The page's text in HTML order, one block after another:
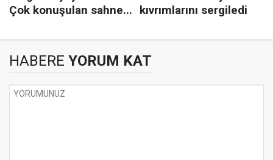
HABERE YORUM KAT